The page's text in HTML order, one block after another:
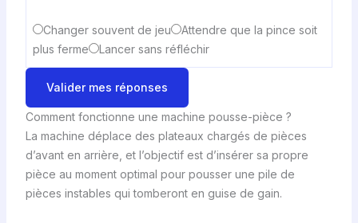
Changer souvent de jeu
Attendre que la pince soit
plus ferme
Lancer sans réfléchir
Valider mes réponses
Comment fonctionne une machine pousse-pièce ?
La machine déplace des plateaux chargés de pièces
d’avant en arrière, et l’objectif est d’insérer sa propre
pièce au moment optimal pour pousser une pile de
pièces instables qui tomberont en guise de gain.